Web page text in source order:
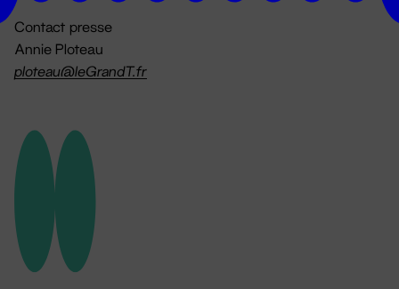
Contact presse
Annie Ploteau
ploteau@leGrandT.fr